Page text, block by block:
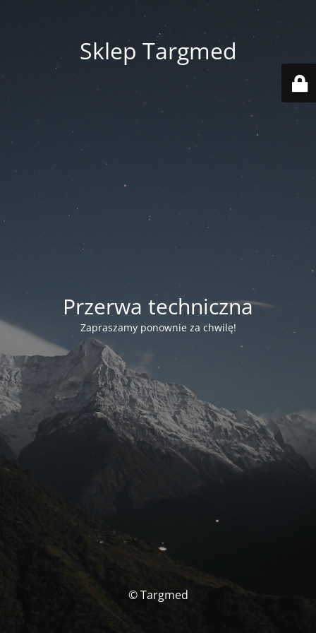
Sklep Targmed
Przerwa techniczna
Zapraszamy ponownie za chwilę!
© Targmed